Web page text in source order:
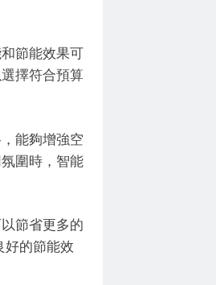
節能效果可
擇符合預算
能夠增強空
圍時，智能
節省更多的
好的節能效